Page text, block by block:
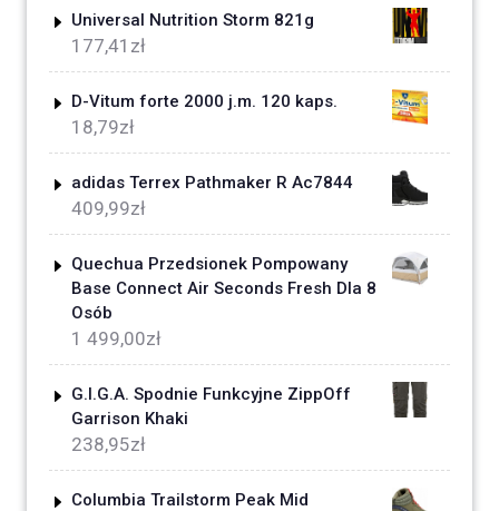
Universal Nutrition Storm 821g
177,41 zł
D-Vitum forte 2000 j.m. 120 kaps.
18,79zł
adidas Terrex Pathmaker R Ac7844
409,99zł
Quechua Przedsionek Pompowany
Base Connect Air Seconds Fresh Dla 8
Osób
1 499,00zł
G.I.G.A. Spodnie Funkcyjne ZippOff
Garrison Khaki
238,95zł
Columbia Trailstorm Peak Mid